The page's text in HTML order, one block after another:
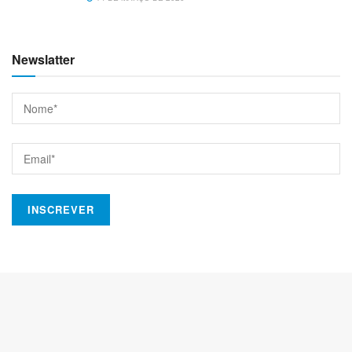
Esquema básico de uma semana Sprint. Fonte: Starte-se now.
Dia 3 – Quarta-feira: Decisão
Depois de dois dias de criação de ideias e debate é hora
Newslatter